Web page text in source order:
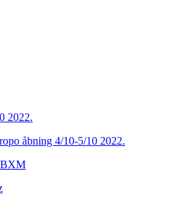
2022.
åbning 4/10-5/10 2022.